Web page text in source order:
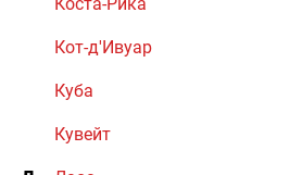
Кот-д'Ивуар
Куба
Кувейт